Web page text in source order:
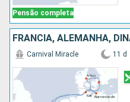
Pensão completa
Carnival Miracle 11 d